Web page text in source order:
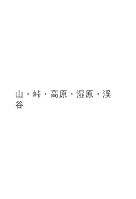
山・峠・高原・湿原・渓
谷